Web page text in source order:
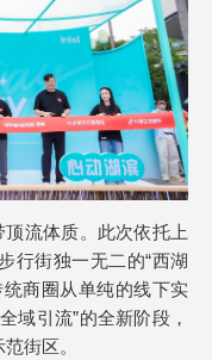
顶流体质。此次依托上
行街独一无二的“西湖
商圈从单纯的线下实
域引流”的全新阶段，
街区。